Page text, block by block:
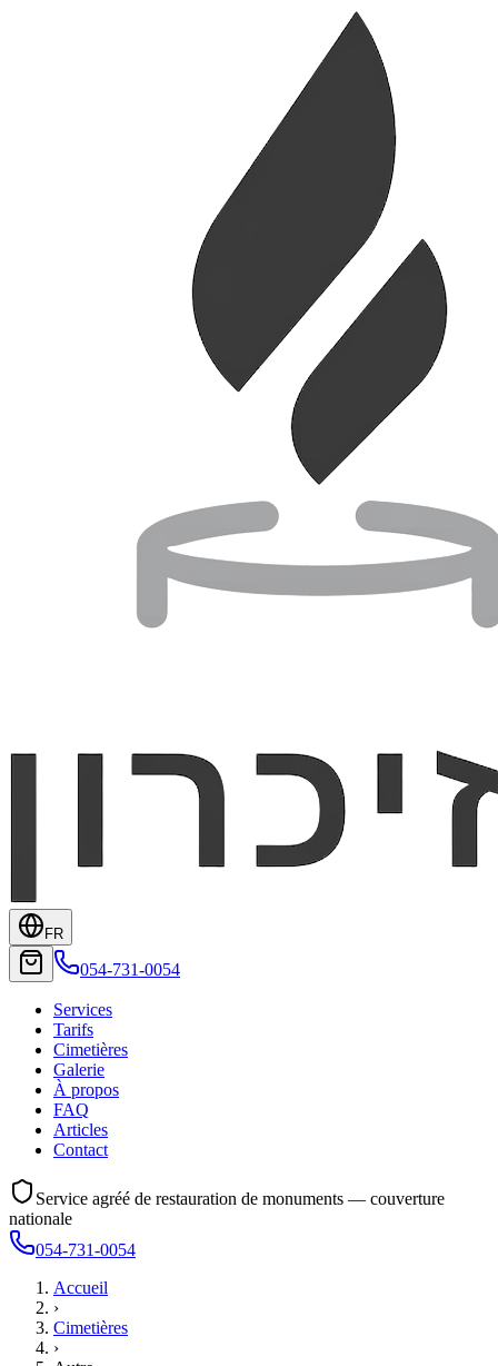
FR
054-731-0054
Services
Tarifs
Cimetières
Galerie
À propos
FAQ
Articles
Contact
Service agréé de restauration de monuments — couverture
nationale
054-731-0054
Accueil
›
Cimetières
›